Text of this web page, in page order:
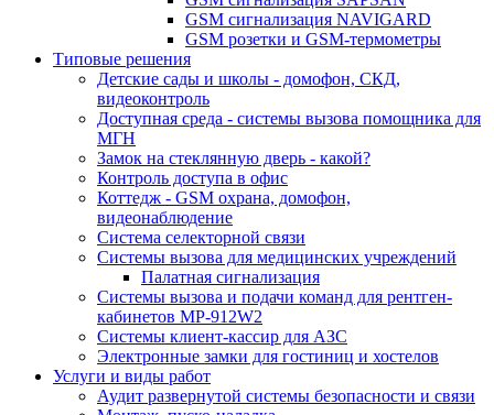
GSM сигнализация NAVIGARD
GSM розетки и GSM-термометры
Типовые решения
Детские сады и школы - домофон, СКД,
видеоконтроль
Доступная среда - системы вызова помощника для
МГН
Замок на стеклянную дверь - какой?
Контроль доступа в офис
Коттедж - GSM охрана, домофон,
видеонаблюдение
Система селекторной связи
Системы вызова для медицинских учреждений
Палатная сигнализация
Системы вызова и подачи команд для рентген-
кабинетов MP-912W2
Системы клиент-кассир для АЗС
Электронные замки для гостиниц и хостелов
Услуги и виды работ
Аудит развернутой системы безопасности и связи